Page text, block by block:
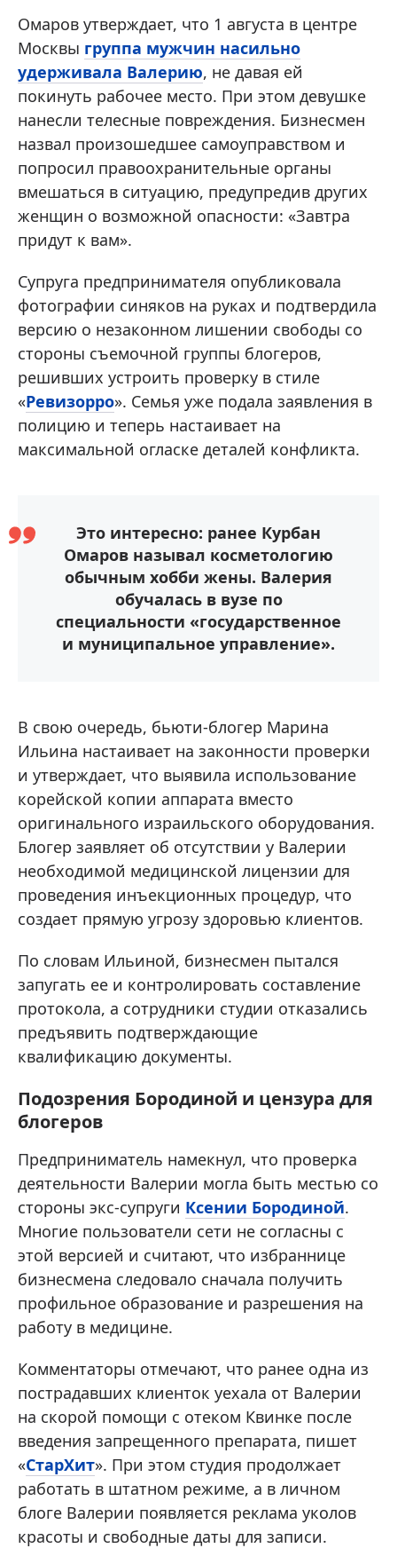
Омаров утверждает, что 1 августа в центре
Москвы группа мужчин насильно
удерживала Валерию, не давая ей
покинуть рабочее место. При этом девушке
нанесли телесные повреждения. Бизнесмен
назвал произошедшее самоуправством и
попросил правоохранительные органы
вмешаться в ситуацию, предупредив других
женщин о возможной опасности: «Завтра
придут к вам».
Супруга предпринимателя опубликовала
фотографии синяков на руках и подтвердила
версию о незаконном лишении свободы со
стороны съемочной группы блогеров,
решивших устроить проверку в стиле
«Ревизорро». Семья уже подала заявления в
полицию и теперь настаивает на
максимальной огласке деталей конфликта.
Это интересно: ранее Курбан
Омаров называл косметологию
обычным хобби жены. Валерия
обучалась в вузе по
специальности «государственное
и муниципальное управление».
В свою очередь, бьюти-блогер Марина
Ильина настаивает на законности проверки
и утверждает, что выявила использование
корейской копии аппарата вместо
оригинального израильского оборудования.
Блогер заявляет об отсутствии у Валерии
необходимой медицинской лицензии для
проведения инъекционных процедур, что
создает прямую угрозу здоровью клиентов.
По словам Ильиной, бизнесмен пытался
запугать ее и контролировать составление
протокола, а сотрудники студии отказались
предъявить подтверждающие
квалификацию документы.
Подозрения Бородиной и цензура для
блогеров
Предприниматель намекнул, что проверка
деятельности Валерии могла быть местью со
стороны экс-супруги Ксении Бородиной.
Многие пользователи сети не согласны с
этой версией и считают, что избраннице
бизнесмена следовало сначала получить
профильное образование и разрешения на
работу в медицине.
Комментаторы отмечают, что ранее одна из
пострадавших клиенток уехала от Валерии
на скорой помощи с отеком Квинке после
введения запрещенного препарата, пишет
«СтарХит». При этом студия продолжает
работать в штатном режиме, а в личном
блоге Валерии появляется реклама уколов
красоты и свободные даты для записи.